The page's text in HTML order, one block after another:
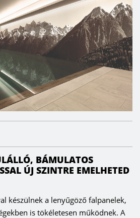
BÁMULATOS
ÚJ SZINTRE EMELHETED
készülnek a lenyűgöző falpanelek,
is tökéletesen működnek. A